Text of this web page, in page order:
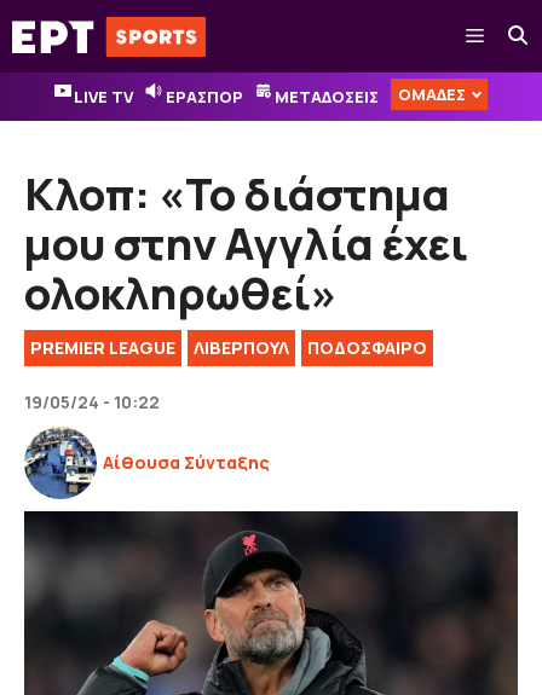
Μετάβαση
σε
περιεχόμενο
Μενού
LIVE TV ΕΡΑΣΠΟΡ ΜΕΤΑΔΟΣΕΙΣ ΟΜΑΔΕΣ
Κλοπ: «Το διάστημα
μου στην Αγγλία έχει
ολοκληρωθεί»
PREMIER LEAGUE ΛΙΒΕΡΠΟΥΛ ΠΟΔΟΣΦΑΙΡΟ
19/05/24 - 10:22
Αίθουσα Σύνταξης